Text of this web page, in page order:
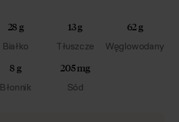
28 g
Białko
13 g
Tłuszcze
62 g
Węglowodany
8 g
Błonnik
205 mg
Sód